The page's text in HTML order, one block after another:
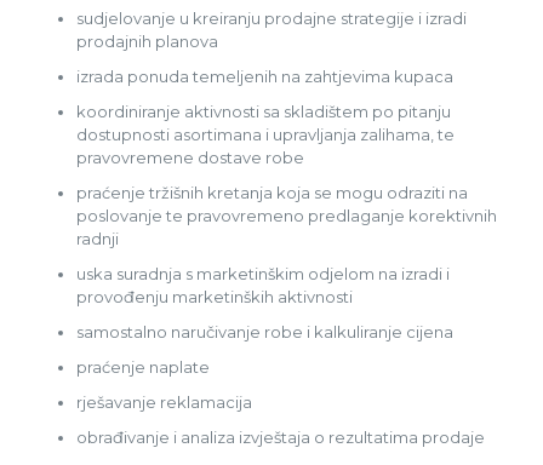
sudjelovanje u kreiranju prodajne strategije i izradi
prodajnih planova
izrada ponuda temeljenih na zahtjevima kupaca
koordiniranje aktivnosti sa skladištem po pitanju
dostupnosti asortimana i upravljanja zalihama, te
pravovremene dostave robe
praćenje tržišnih kretanja koja se mogu odraziti na
poslovanje te pravovremeno predlaganje korektivnih
radnji
uska suradnja s marketinškim odjelom na izradi i
provođenju marketinških aktivnosti
samostalno naručivanje robe i kalkuliranje cijena
praćenje naplate
rješavanje reklamacija
obrađivanje i analiza izvještaja o rezultatima prodaje